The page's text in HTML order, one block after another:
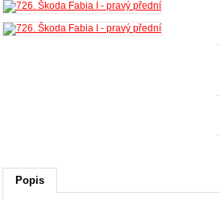
Popis